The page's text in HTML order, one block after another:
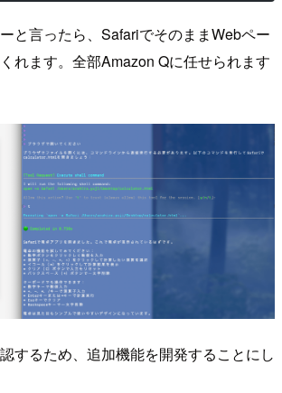
と言ったら、SafariでそのままWebペー
れます。全部Amazon Qに任せられます
するため、追加機能を開発することにし